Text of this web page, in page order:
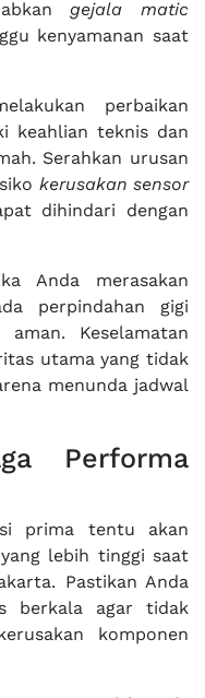
gejala matic
kenyamanan saat
perbaikan
keahlian teknis dan
Serahkan urusan
kerusakan sensor
dihindari dengan
Anda merasakan
perpindahan gigi
Keselamatan
utama yang tidak
menunda jadwal
Performa
prima tentu akan
lebih tinggi saat
Pastikan Anda
berkala agar tidak
komponen